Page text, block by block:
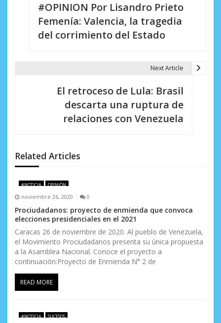
n
d
e
e
n
t
r
a
d
a
#OPINION Por Lisandro Prieto
Femenía: Valencia, la tragedia
del corrimiento del Estado
Next Article
El retroceso de Lula: Brasil
descarta una ruptura de
relaciones con Venezuela
Related Articles
#NOTICIA OPINIÓN
noviembre 26, 2020 0
Prociudadanos: proyecto de enmienda que convoca
elecciones presidenciales en el 2021
Caracas 26 de noviembre de 2020. Al pueblo de Venezuela,
el Movimiento Prociudadanos presenta su única propuesta
a la Asamblea Nacional. Conoce el proyecto a
continuación:Proyecto de Enmienda N° 2 de
READ MORE
#NOTICIA SUCESOS